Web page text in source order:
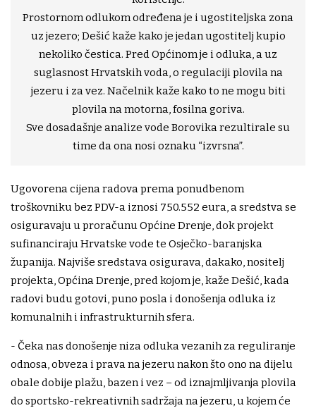
Prostornom odlukom određena je i ugostiteljska zona
uz jezero; Dešić kaže kako je jedan ugostitelj kupio
nekoliko čestica. Pred Općinom je i odluka, a uz
suglasnost Hrvatskih voda, o regulaciji plovila na
jezeru i za vez. Načelnik kaže kako to ne mogu biti
plovila na motorna, fosilna goriva.
Sve dosadašnje analize vode Borovika rezultirale su
time da ona nosi oznaku “izvrsna”.
Ugovorena cijena radova prema ponudbenom
troškovniku bez PDV-a iznosi 750.552 eura, a sredstva se
osiguravaju u proračunu Općine Drenje, dok projekt
sufinanciraju Hrvatske vode te Osječko-baranjska
županija. Najviše sredstava osigurava, dakako, nositelj
projekta, Općina Drenje, pred kojom je, kaže Dešić, kada
radovi budu gotovi, puno posla i donošenja odluka iz
komunalnih i infrastrukturnih sfera.
- Čeka nas donošenje niza odluka vezanih za reguliranje
odnosa, obveza i prava na jezeru nakon što ono na dijelu
obale dobije plažu, bazen i vez – od iznajmljivanja plovila
do sportsko-rekreativnih sadržaja na jezeru, u kojem će